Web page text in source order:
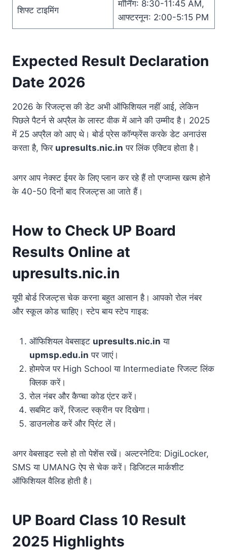
शिफ्ट टाइमिंग
मॉर्निंग: 8:30-11:45 AM,
आफ्टरनून: 2:00-5:15 PM
Expected Result Declaration
Date 2026
2026 के रिजल्ट्स की डेट अभी ऑफिशियल नहीं आई, लेकिन
पिछले पैटर्न से अप्रैल के लास्ट वीक में आने की उम्मीद है। 2025
में 25 अप्रैल को आए थे। बोर्ड प्रेस कॉन्फ्रेंस करके डेट अनाउंस
करता है, फिर upresults.nic.in पर लिंक एक्टिव होता है।
अगर आप नेक्स्ट ईयर के लिए प्लान कर रहे हैं तो एग्जाम्स खत्म होने
के 40-50 दिनों बाद रिजल्ट्स आ जाते हैं।
How to Check UP Board
Results Online at
upresults.nic.in
यूपी बोर्ड रिजल्ट्स चेक करना बहुत आसान है। आपको रोल नंबर
और स्कूल कोड चाहिए। स्टेप बाय स्टेप गाइड:
ऑफिशियल वेबसाइट upresults.nic.in या
upmsp.edu.in पर जाएं।
होमपेज पर High School या Intermediate रिजल्ट लिंक
क्लिक करें।
रोल नंबर और कैप्चा कोड एंटर करें।
सबमिट करें, रिजल्ट स्क्रीन पर दिखेगा।
डाउनलोड करें और प्रिंट लें।
अगर वेबसाइट स्लो हो तो पेशेंस रखें। अल्टरनेटिव: DigiLocker,
SMS या UMANG ऐप से चेक करें। डिजिटल मार्कशीट
ऑफिशियल वैलिड होती है।
UP Board Class 10 Result
2025 Highlights